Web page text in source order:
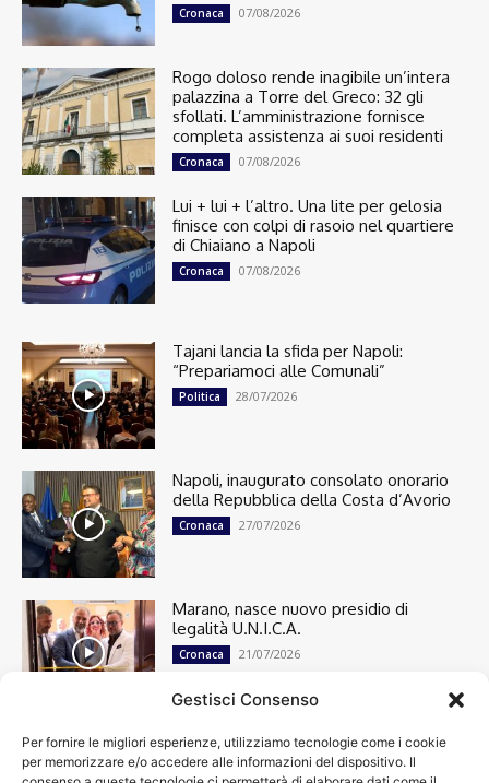
Gestisci Consenso
Per fornire le migliori esperienze, utilizziamo tecnologie come i cookie
per memorizzare e/o accedere alle informazioni del dispositivo. Il
Cronaca 07/08/2026
Rogo doloso rende inagibile un’intera
palazzina a Torre del Greco: 32 gli
sfollati. L’amministrazione fornisce
completa assistenza ai suoi residenti
Cronaca 07/08/2026
Lui + lui + l’altro. Una lite per gelosia
finisce con colpi di rasoio nel quartiere
di Chiaiano a Napoli
Cronaca 07/08/2026
Tajani lancia la sfida per Napoli:
“Prepariamoci alle Comunali”
Politica 28/07/2026
Napoli, inaugurato consolato onorario
della Repubblica della Costa d’Avorio
Cronaca 27/07/2026
Marano, nasce nuovo presidio di
legalità U.N.I.C.A.
Cronaca 21/07/2026
Cronaca
13498
Attualità
7303